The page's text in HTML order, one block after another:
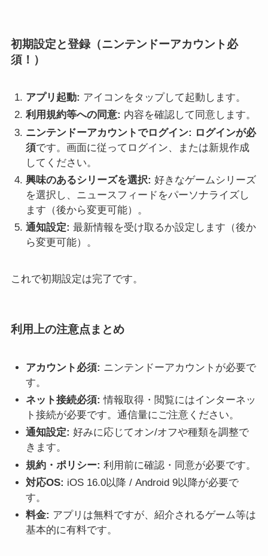
初期設定と登録（ニンテンドーアカウント必
須！）
アプリ起動: アイコンをタップして起動します。
利用規約等への同意: 内容を確認して同意します。
ニンテンドーアカウントでログイン: ログインが必
須です。画面に従ってログイン、または新規作成
してください。
興味のあるシリーズを選択: 好きなゲームシリーズ
を選択し、ニュースフィードをパーソナライズし
ます（後から変更可能）。
通知設定: 最新情報を受け取るか設定します（後か
ら変更可能）。
これで初期設定は完了です。
利用上の注意点まとめ
アカウント必須: ニンテンドーアカウントが必要で
す。
ネット接続必須: 情報取得・閲覧にはインターネッ
ト接続が必要です。通信量にご注意ください。
通知設定: 好みに応じてオン/オフや種類を調整で
きます。
規約・ポリシー: 利用前に確認・同意が必要です。
対応OS: iOS 16.0以降 / Android 9以降が必要で
す。
料金: アプリは無料ですが、紹介されるゲーム等は
基本的に有料です。